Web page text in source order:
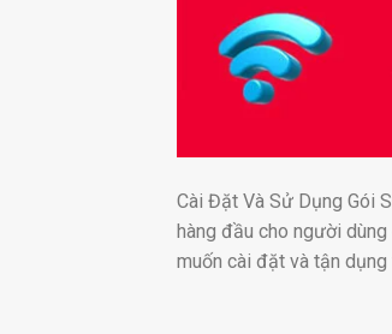
Cài Đặt Và Sử Dụng Gói
hàng đầu cho người
muốn cài đặt và tận dụng